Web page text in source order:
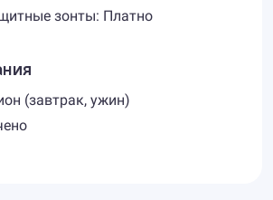
зонты: Платно
(завтрак, ужин)